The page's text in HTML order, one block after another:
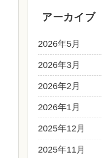
アーカイブ
2026年5月
2026年3月
2026年2月
2026年1月
2025年12月
2025年11月